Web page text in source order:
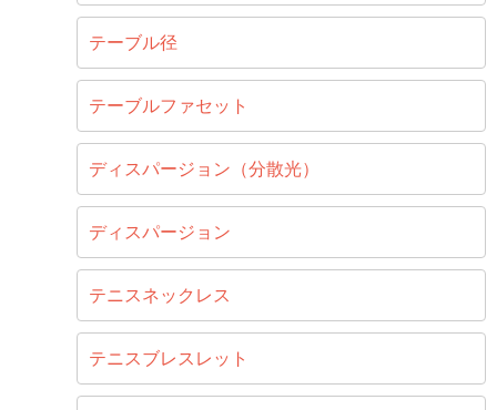
テーブル径
テーブルファセット
ディスパージョン（分散光）
ディスパージョン
テニスネックレス
テニスブレスレット